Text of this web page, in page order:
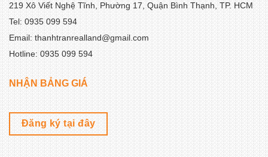
219 Xô Viết Nghệ Tĩnh, Phường 17, Quận Bình Thạnh, TP. HCM
Tel: 0935 099 594
Email: thanhtranrealland@gmail.com
Hotline: 0935 099 594
NHẬN BẢNG GIÁ
Đăng ký tại đây